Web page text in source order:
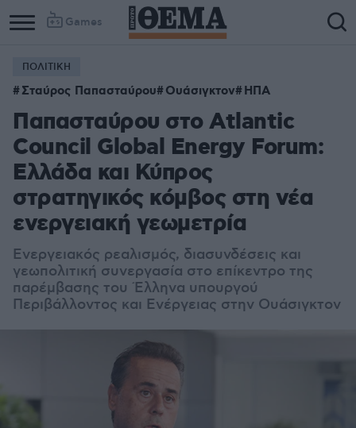
Games
Column
1
Column
2
ΠΟΛΙΤΙΚΗ
Σταύρος Παπασταύρου Ουάσιγκτον ΗΠΑ
Παπασταύρου στο Atlantic
Council Global Energy Forum:
Ελλάδα και Κύπρος
στρατηγικός κόμβος στη νέα
ενεργειακή γεωμετρία
Ενεργειακός ρεαλισμός, διασυνδέσεις και
γεωπολιτική συνεργασία στο επίκεντρο της
παρέμβασης του Έλληνα υπουργού
Περιβάλλοντος και Ενέργειας στην Ουάσιγκτον